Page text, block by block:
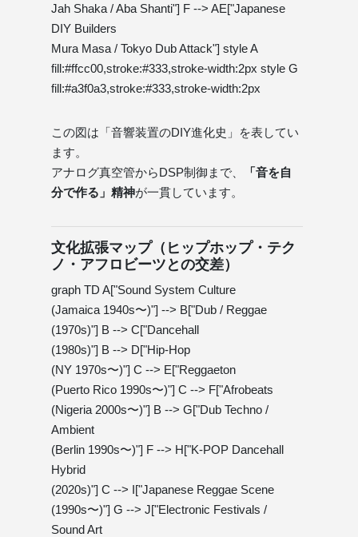
Jah Shaka / Aba Shanti"] F --> AE["Japanese
DIY Builders
Mura Masa / Tokyo Dub Attack"] style A
fill:#ffcc00,stroke:#333,stroke-width:2px style G
fill:#a3f0a3,stroke:#333,stroke-width:2px
この図は「音響装置のDIY進化史」を表してい
ます。
アナログ真空管からDSP制御まで、
「音を自
分で作る」精神が一貫しています。
文化拡張マップ（ヒップホップ・テク
ノ・アフロビーツとの交差）
graph TD A["Sound System Culture
(Jamaica 1940s〜)"] --> B["Dub / Reggae
(1970s)"] B --> C["Dancehall
(1980s)"] B --> D["Hip-Hop
(NY 1970s〜)"] C --> E["Reggaeton
(Puerto Rico 1990s〜)"] C --> F["Afrobeats
(Nigeria 2000s〜)"] B --> G["Dub Techno /
Ambient
(Berlin 1990s〜)"] F --> H["K-POP Dancehall
Hybrid
(2020s)"] C --> I["Japanese Reggae Scene
(1990s〜)"] G --> J["Electronic Festivals /
Sound Art